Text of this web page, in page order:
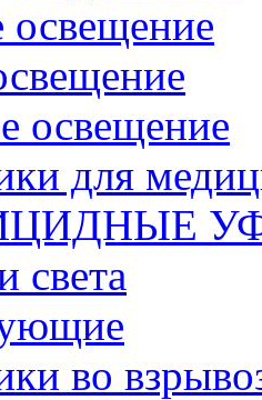
освещение
для
света
во